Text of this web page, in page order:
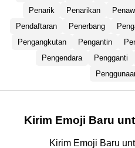
Penarik
Penarikan
Pendaftaran
Penerbang
Pengangkutan
Pengantin
Pengendara
Pengganti
Kirim Emoji Baru
Kirim Emoji Baru